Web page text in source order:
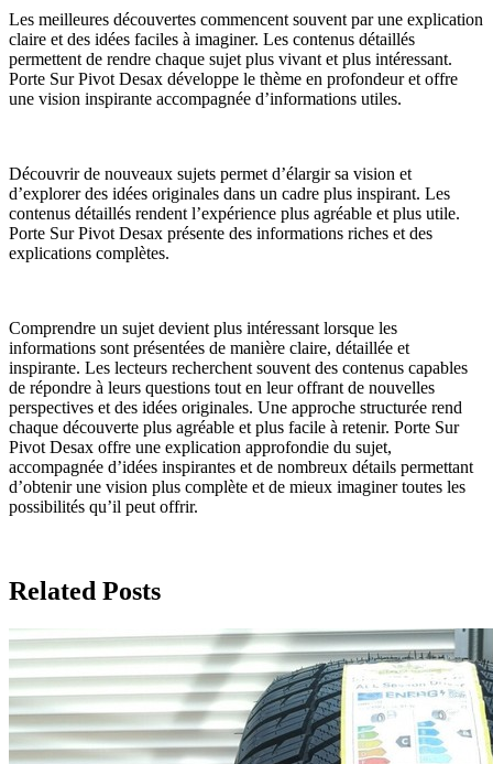
Les meilleures découvertes commencent souvent par une explication
claire et des idées faciles à imaginer. Les contenus détaillés
permettent de rendre chaque sujet plus vivant et plus intéressant.
Porte Sur Pivot Desax développe le thème en profondeur et offre
une vision inspirante accompagnée d’informations utiles.
Découvrir de nouveaux sujets permet d’élargir sa vision et
d’explorer des idées originales dans un cadre plus inspirant. Les
contenus détaillés rendent l’expérience plus agréable et plus utile.
Porte Sur Pivot Desax présente des informations riches et des
explications complètes.
Comprendre un sujet devient plus intéressant lorsque les
informations sont présentées de manière claire, détaillée et
inspirante. Les lecteurs recherchent souvent des contenus capables
de répondre à leurs questions tout en leur offrant de nouvelles
perspectives et des idées originales. Une approche structurée rend
chaque découverte plus agréable et plus facile à retenir. Porte Sur
Pivot Desax offre une explication approfondie du sujet,
accompagnée d’idées inspirantes et de nombreux détails permettant
d’obtenir une vision plus complète et de mieux imaginer toutes les
possibilités qu’il peut offrir.
Related Posts